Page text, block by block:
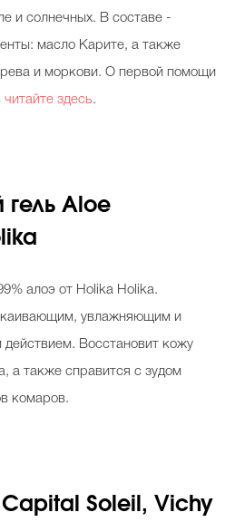
и солнечных. В составе -
масло Карите, а также
и моркови. О первой помощи
читайте здесь.
Aloe
алоэ от Holika Holika.
увлажняющим и
Восстановит кожу
а также справится с зудом
комаров.
Soleil, Vichy